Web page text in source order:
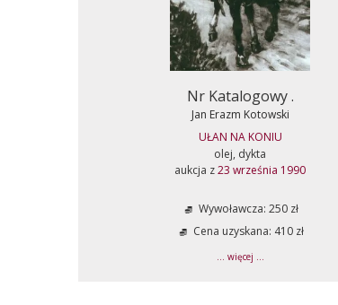
Nr Katalogowy .
Jan Erazm Kotowski
UŁAN NA KONIU
olej, dykta
aukcja z23 września 1990
Wywoławcza: 250 zł
Cena uzyskana: 410 zł
... więcej ...